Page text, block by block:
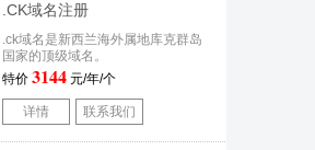
.CK域名注册
.ck域名是新西兰海外属地库克群岛
国家的顶级域名。
特价 3144 元/年/个
详情 联系我们